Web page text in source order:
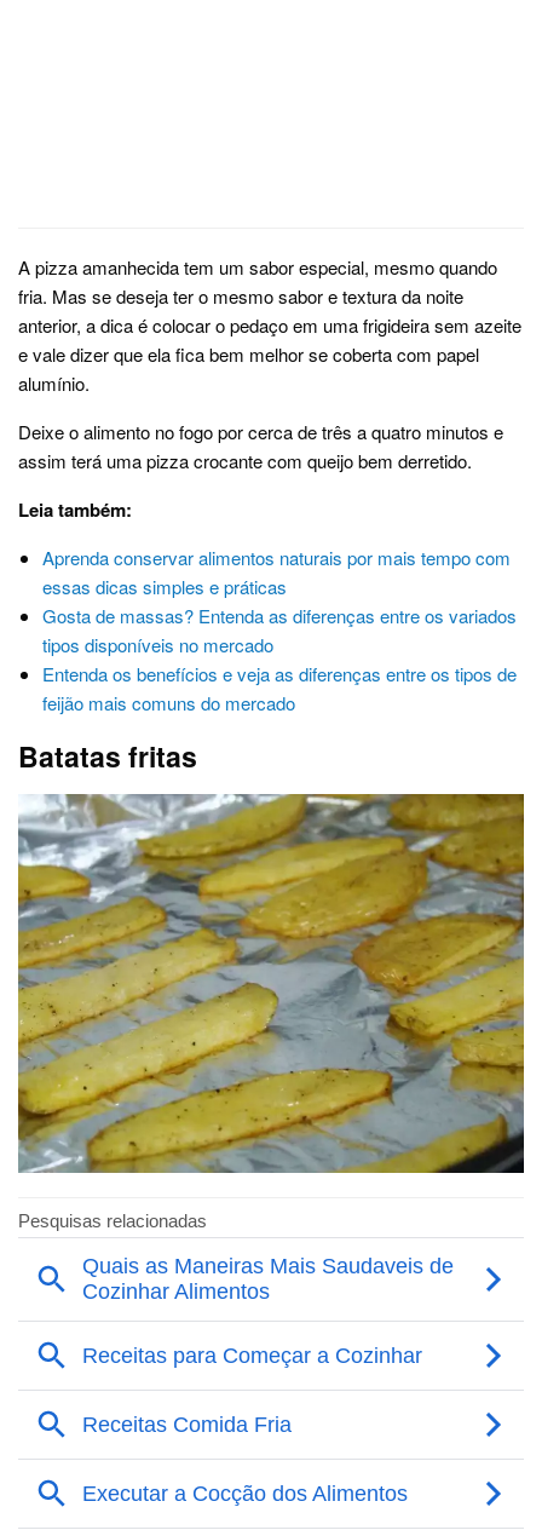
A pizza amanhecida tem um sabor especial, mesmo quando
fria. Mas se deseja ter o mesmo sabor e textura da noite
anterior, a dica é colocar o pedaço em uma frigideira sem azeite
e vale dizer que ela fica bem melhor se coberta com papel
alumínio.
Deixe o alimento no fogo por cerca de três a quatro minutos e
assim terá uma pizza crocante com queijo bem derretido.
Leia também:
Aprenda conservar alimentos naturais por mais tempo com
essas dicas simples e práticas
Gosta de massas? Entenda as diferenças entre os variados
tipos disponíveis no mercado
Entenda os benefícios e veja as diferenças entre os tipos de
feijão mais comuns do mercado
Batatas fritas